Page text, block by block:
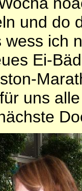
und do
wess ich
Ei-
uns